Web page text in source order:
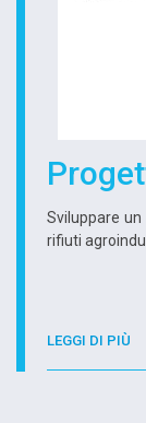
Sviluppare
rifiuti
LEGGI DI PIÙ